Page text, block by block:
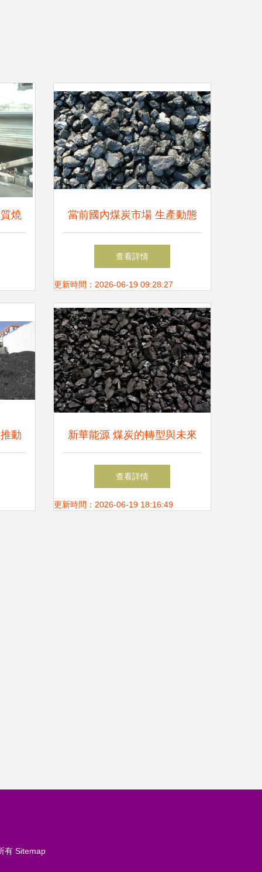
燒 當前國內煤炭市場 生產動態
與價格走勢分析
查看詳情
更新時間：2026-06-19 09:28:27
動 新華能源 煤炭的轉型與未來
之路
查看詳情
更新時間：2026-06-19 18:16:49
有 Sitemap